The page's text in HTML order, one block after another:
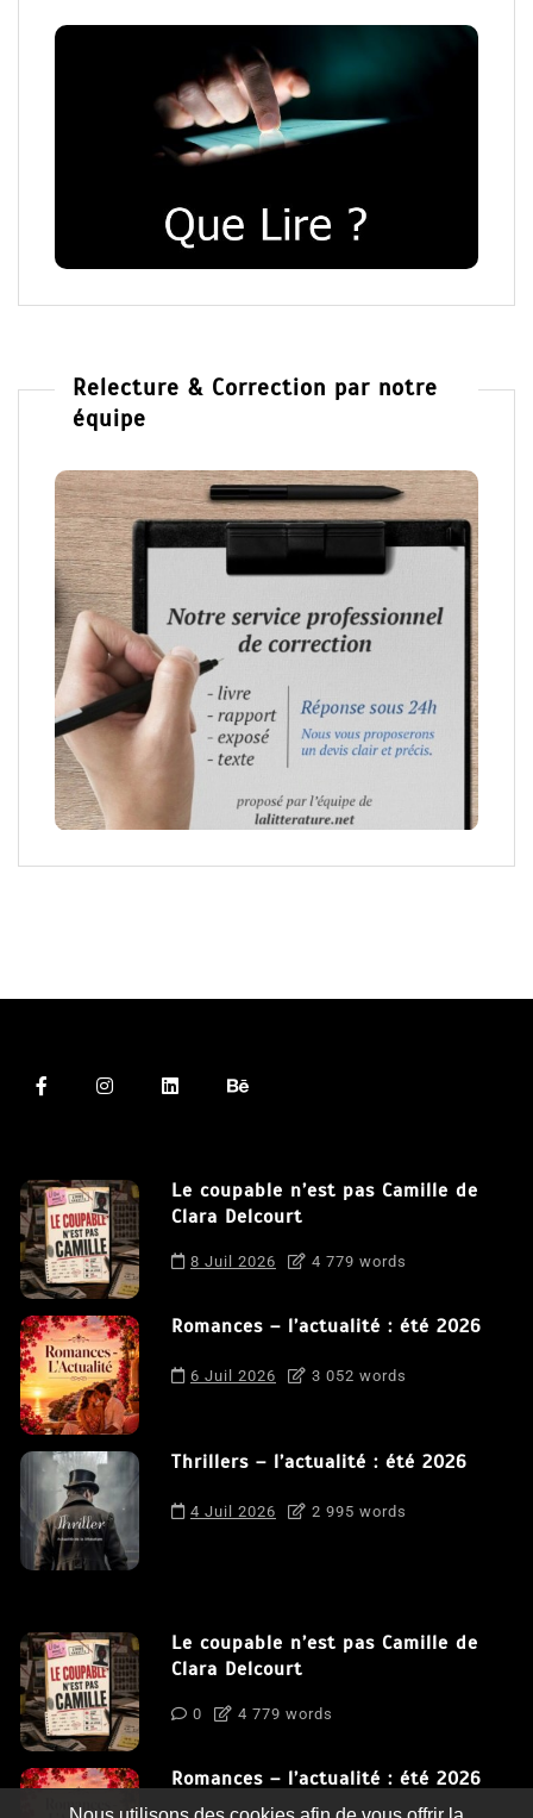
Relecture & Correction par notre
équipe
Le coupable n’est pas Camille de
Clara Delcourt
8 Juil 2026 4 779 words
Romances – l’actualité : été 2026
6 Juil 2026 3 052 words
Thrillers – l’actualité : été 2026
4 Juil 2026 2 995 words
Le coupable n’est pas Camille de
Clara Delcourt
0 4 779 words
Romances – l’actualité : été 2026